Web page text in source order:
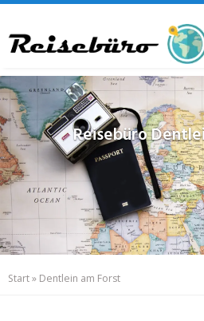
to
main
content
Reisebüro
Start» Dentlein am Forst